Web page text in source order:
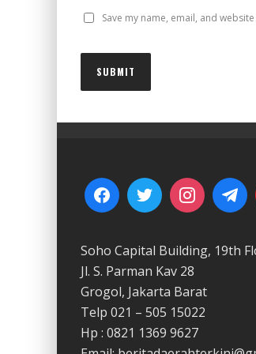
Save my name, email, and
Soho Capital Building, 19th
Jl. S. Parman Kav 28
Grogol, Jakarta Barat
Telp 021 – 505 15022
Hp : 0821 1369 9627